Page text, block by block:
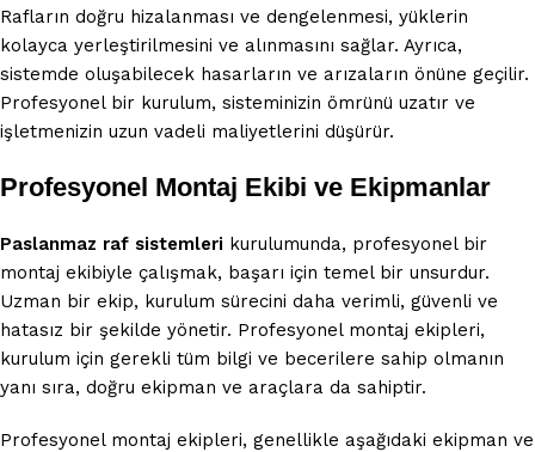
Rafların doğru hizalanması ve dengelenmesi, yüklerin
kolayca yerleştirilmesini ve alınmasını sağlar. Ayrıca,
sistemde oluşabilecek hasarların ve arızaların önüne geçilir.
Profesyonel bir kurulum, sisteminizin ömrünü uzatır ve
işletmenizin uzun vadeli maliyetlerini düşürür.
Profesyonel Montaj Ekibi ve Ekipmanlar
Paslanmaz raf sistemleri kurulumunda, profesyonel bir
montaj ekibiyle çalışmak, başarı için temel bir unsurdur.
Uzman bir ekip, kurulum sürecini daha verimli, güvenli ve
hatasız bir şekilde yönetir. Profesyonel montaj ekipleri,
kurulum için gerekli tüm bilgi ve becerilere sahip olmanın
yanı sıra, doğru ekipman ve araçlara da sahiptir.
Profesyonel montaj ekipleri, genellikle aşağıdaki ekipman ve